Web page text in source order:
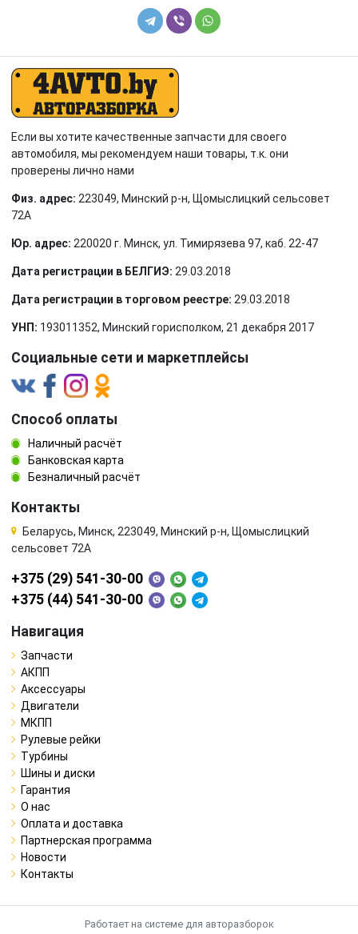
Если вы хотите качественные запчасти для своего
автомобиля, мы рекомендуем наши товары, т.к. они
проверены лично нами
Физ. адрес: 223049, Минский р-н, Щомыслицкий сельсовет
72А
Юр. адрес: 220020 г. Минск, ул. Тимирязева 97, каб. 22-47
Дата регистрации в БЕЛГИЭ: 29.03.2018
Дата регистрации в торговом реестре: 29.03.2018
УНП: 193011352, Минский горисполком, 21 декабря 2017
Социальные сети и маркетплейсы
Способ оплаты
Наличный расчёт
Банковская карта
Безналичный расчёт
Контакты
Беларусь, Минск, 223049, Минский р-н, Щомыслицкий
сельсовет 72А
+375 (29) 541-30-00
+375 (44) 541-30-00
Навигация
Запчасти
АКПП
Аксессуары
Двигатели
МКПП
Рулевые рейки
Турбины
Шины и диски
Гарантия
О нас
Оплата и доставка
Партнерская программа
Новости
Контакты
Работает на системе для авторазборок